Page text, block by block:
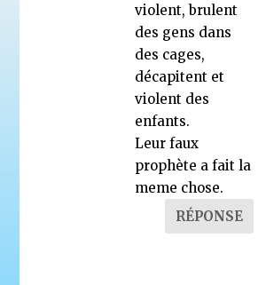
violent, brulent
des gens dans
des cages,
décapitent et
violent des
enfants.
Leur faux
prophète a fait la
meme chose.
RÉPONSE